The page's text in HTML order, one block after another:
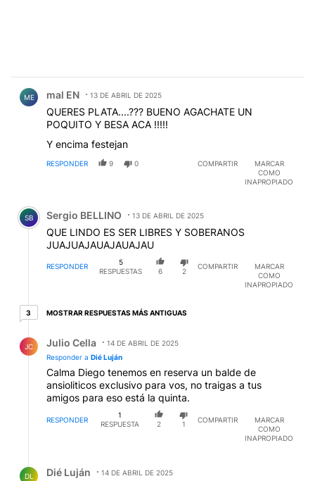
ME mal EN 13 DE ABRIL DE 2025
QUERES PLATA....??? BUENO AGACHATE UN
POQUITO Y BESA ACA !!!!!
Y encima festejan
RESPONDER 9 0 COMPARTIR
MARCAR
COMO
INAPROPIADO
Comentario de Sergio BELLINO.
SB Sergio BELLINO 13 DE ABRIL DE 2025
QUE LINDO ES SER LIBRES Y SOBERANOS
JUAJUAJAUAJAUAJAU
RESPONDER
5
RESPUESTAS
6 2
COMPARTIR
MARCAR
COMO
INAPROPIADO
33 respuestas más antiguas
MOSTRAR RESPUESTAS MÁS ANTIGUAS
JC Julio Cella
14 DE ABRIL DE 2025
Responder a Dié Luján
Calma Diego tenemos en reserva un balde de
ansioliticos exclusivo para vos, no traigas a tus
amigos para eso está la quinta.
RESPONDER
1
RESPUESTA
2 1
COMPARTIR
MARCAR
COMO
INAPROPIADO
DL Dié Luján
14 DE ABRIL DE 2025